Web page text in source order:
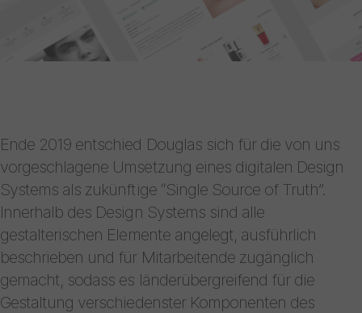
Ende 2019 entschied Douglas sich für die von uns
vorgeschlagene Umsetzung eines digitalen Design
Systems als zukünftige “Single Source of Truth”.
Innerhalb des Design Systems sind alle
gestalterischen Elemente angelegt, ausführlich
beschrieben und für Mitarbeitende zugänglich
gemacht, sodass es länderübergreifend für die
Gestaltung verschiedenster Komponenten des